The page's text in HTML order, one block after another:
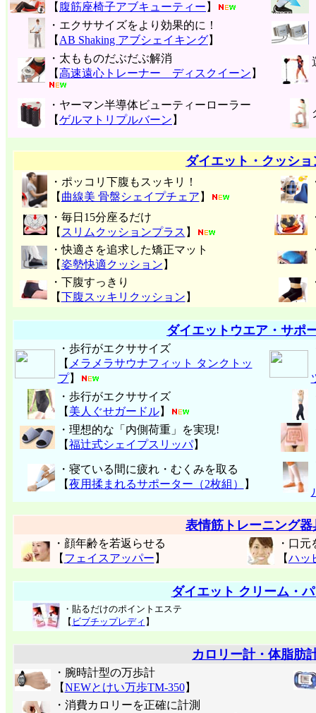
【 腹筋座椅子アブキューティー 】
・エクササイズをより効果的に！
【 AB Shaking アブシェイキング】
・太もものだぶだぶ解消
【高速遠心トレーナー ディスクイーン 】
・ヤーマン半導体ビューティーローラー
【ゲルマトリプルバーン 】
ダイエット・クッショ
・ポッコリ下腹もスッキリ！
【 曲線美 骨盤シェイプチェア 】
・毎日15分座るだけ
【 スリムクッションプラス 】
・快適さを追求した矯正マット
【姿勢快適クッション 】
・下腹すっきり
【下腹スッキリクッション 】
ダイエットウエア・サポ
・歩行がエクササイズ
【 メラメラサウナフィット タンクトッ
プ】
・歩行がエクササイズ
【 美人ぐせガードル】
・理想的な「内側荷重」を実現!
【福辻式シェイプスリッパ】
・寝ている間に疲れ・むくみを取る
【夜用揉まれるサポーター（2枚組） 】
表情筋トレーニング器
・顔年齢を若返らせる
【 フェイスアッパー 】
・口
【ハッ
ダイエット クリーム・
・貼るだけのポイントエステ
【 ビブチップレディ 】
カロリー計・体脂肪
・腕時計型の万歩計
【NEWとけい万歩TM-350】
・消費カロリーを正確に計測